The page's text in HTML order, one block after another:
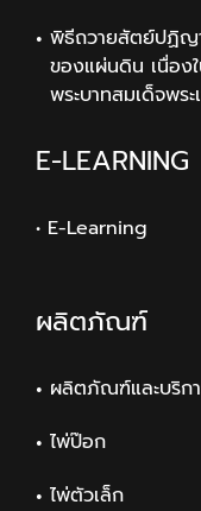
พิธีถวายสัตย์ปฏิญ
ของแผ่นดิน เนื่อง
พระบาทสมเด็จพ
E-LEARNING
• E-Learning
ผลิตภัณฑ์
ผลิตภัณฑ์และบริก
ไพ่ป๊อก
ไพ่ตัวเล็ก